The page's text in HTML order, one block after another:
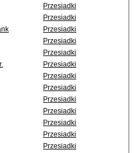
Przesiadki
Przesiadki
Przesiadki
Przesiadki
Przesiadki
Przesiadki
Przesiadki
Przesiadki
Przesiadki
Przesiadki
Przesiadki
Przesiadki
Przesiadki